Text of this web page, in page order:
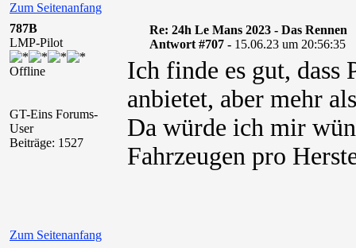
Zum Seitenanfang
787B
LMP-Pilot
Offline
GT-Eins Forums-
User
Beiträge: 1527
Re: 24h Le Mans 2023 - Das Rennen
Antwort #707 - 15.06.23 um 20:56:35
Ich finde es gut, dass
anbietet, aber mehr
Da würde ich mir
Fahrzeugen pro
Zum Seitenanfang